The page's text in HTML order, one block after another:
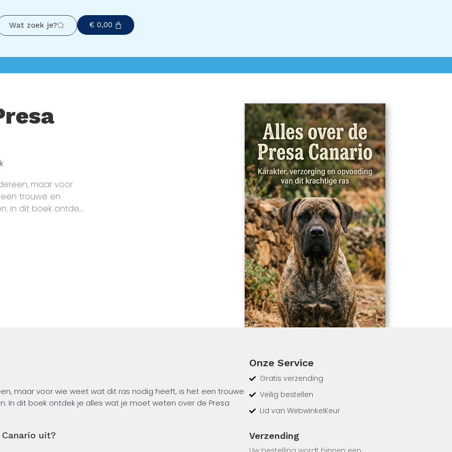
Wat zoek je? €0,00
maar voor
trouwe en
In dit boek ontdek
Eilanden, zijn
dagelijks leven,
en opvoedt.
trekken, wat hij
maar voor wie weet wat dit ras nodig heeft, is het een trouwe
In dit boek ontdek je alles wat je moet weten over de Presa
Canarische Eilanden, zijn sterke karakter en wat dat betekent
op het gebied van beweging, voeding en gezondheid, en hoe
uit?
Onze Service
Gratis verzending
Veilig bestellen
Lid van WebwinkelKeur
Verzending